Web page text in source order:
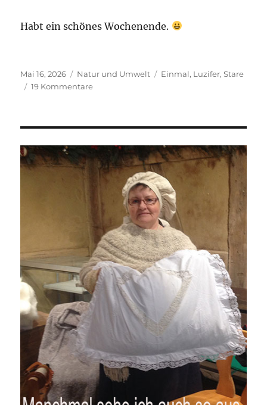
Habt ein schönes Wochenende.
Veröffentlicht
am
Mai 16, 2026 Kategorien
Natur und Umwelt Schlagwörter
Einmal, Luzifer,Stare
19 Kommentarezu